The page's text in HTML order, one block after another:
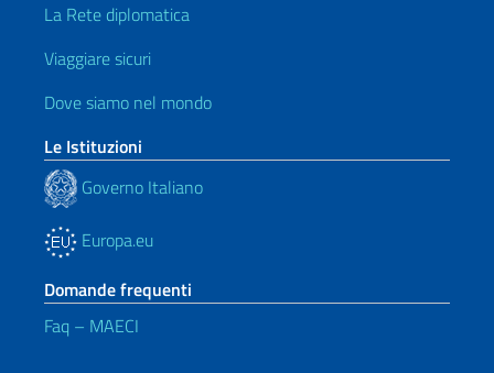
La Rete diplomatica
Viaggiare sicuri
Dove siamo nel mondo
Le Istituzioni
Governo Italiano
Europa.eu
Domande frequenti
Faq – MAECI